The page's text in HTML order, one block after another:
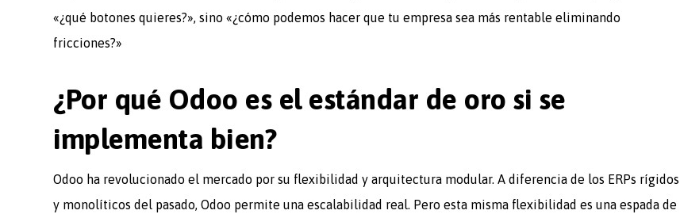
«¿qué botones quieres?», sino «¿cómo podemos hacer que tu empresa sea más rentable eliminando
fricciones?»
¿Por qué Odoo es el estándar de oro si se
implementa bien?
Odoo ha revolucionado el mercado por su flexibilidad y arquitectura modular. A diferencia de los ERPs rígidos
y monolíticos del pasado, Odoo permite una escalabilidad real. Pero esta misma flexibilidad es una espada de